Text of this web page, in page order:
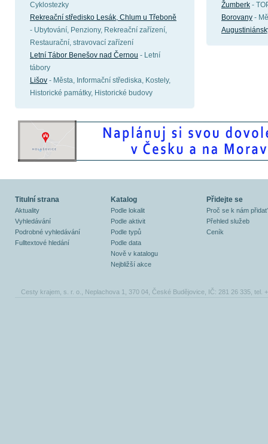
Cyklostezky
Rekreační středisko Lesák, Chlum u Třeboně
- Ubytování, Penziony, Rekreační zařízení,
Restaurační, stravovací zařízení
Letní Tábor Benešov nad Černou - Letní
tábory
Lišov - Města, Informační střediska, Kostely,
Historické památky, Historické budovy
Žumberk -
Borovany -
Titulní strana
Aktuality
Vyhledávání
Podrobné vyhledávání
Fulltextové hledání
Katalog
Podle lokalit
Podle aktivit
Podle typů
Podle data
Nově v katalogu
Nejbližší akce
Přidejte se
Proč se k nám
Přehled služeb
Ceník
Cesty krajem, s. r. o., Neplachova 1, 370 04, České Budějovice, IČ: 281 26 335, tel.